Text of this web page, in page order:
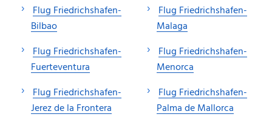
Flug Friedrichshafen-
Bilbao
Flug Friedrichshafen-
Fuerteventura
Flug Friedrichshafen-
Jerez de la Frontera
Flug Friedrichshafen-
Malaga
Flug Friedrichshafen-
Menorca
Flug Friedrichshafen-
Palma de Mallorca